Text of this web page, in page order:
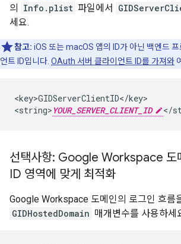
의
Info.plist 파일에서
세요.
참고: iOS 또는 macOS 앱의 ID가 아닌 백엔드
언트 ID입니다. OAuth 서버 클라이언트 ID를 가져와
<key>GIDServerClientID</key>
<string> YOUR_SERVER_CLIENT_ID </
선택사항: Google Workspace 도
ID 영역에 맞게 최적화
Google Workspace 도메인의 로그인 흐름
GIDHostedDomain 매개변수를 사용하세